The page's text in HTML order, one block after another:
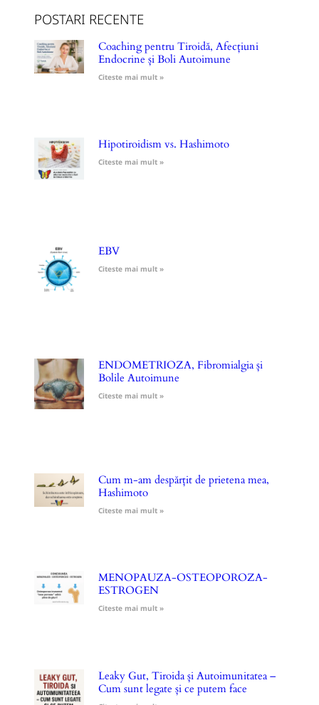
POSTARI RECENTE
Coaching pentru Tiroidă, Afecțiuni
Endocrine și Boli Autoimune
Citeste mai mult »
Hipotiroidism vs. Hashimoto
Citeste mai mult »
EBV
Citeste mai mult »
ENDOMETRIOZA, Fibromialgia și
Bolile Autoimune
Citeste mai mult »
Cum m-am despărțit de prietena mea,
Hashimoto
Citeste mai mult »
MENOPAUZA-OSTEOPOROZA-
ESTROGEN
Citeste mai mult »
Leaky Gut, Tiroida și Autoimunitatea –
Cum sunt legate și ce putem face